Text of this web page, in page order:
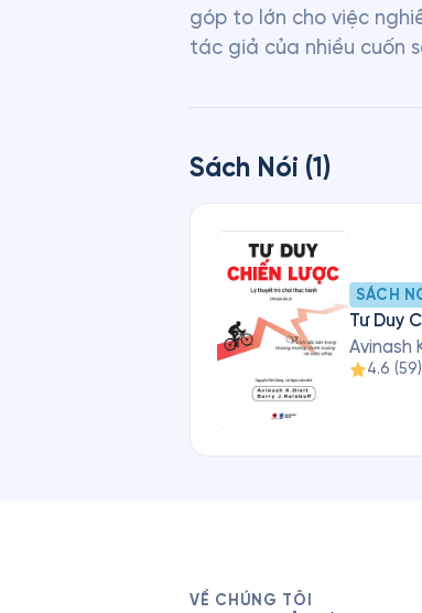
góp to lớn cho việc
tác giả của nhiều cuốn
Sách Nói (1)
SÁCH
Tư Duy
Avinash
4.6 (59)
VỀ CHÚNG TÔI